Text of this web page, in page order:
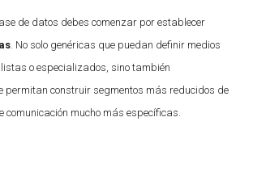
de datos debes comenzar por establecer
. No solo genéricas que puedan definir medios
o especializados, sino también
permitan construir segmentos más reducidos de
mucho más específicas.